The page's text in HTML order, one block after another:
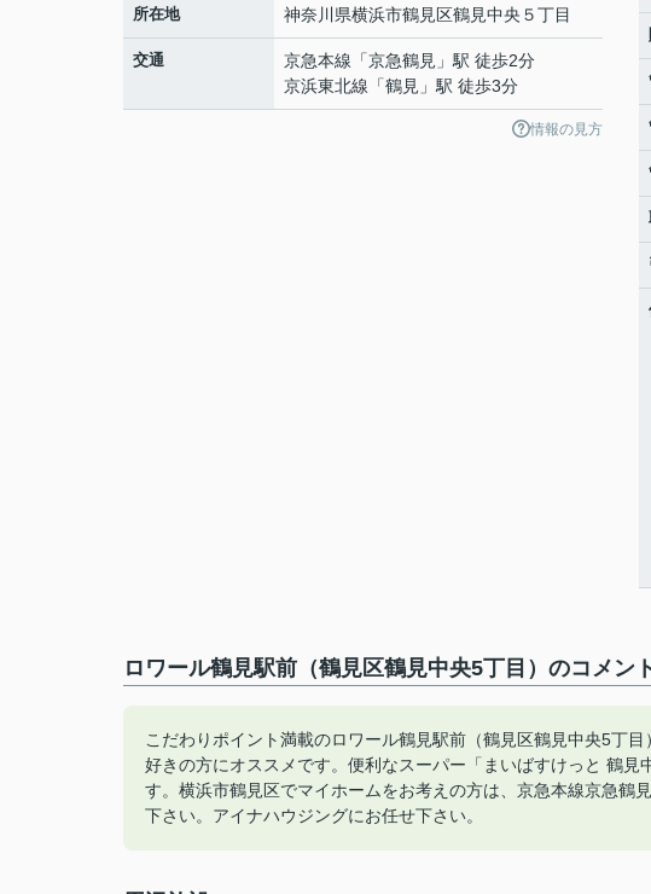
所在地 神奈川県横浜市鶴見区鶴見中央 ５丁目
交通 京急本線 「京急鶴見 」駅 徒歩2分
京浜東北線 「鶴見 」駅 徒歩3分
情報の見方
ロワール鶴見駅前（鶴見区鶴見中央5丁目）のコメン
こだわりポイント満載のロワール鶴見駅前（鶴見区鶴見中央5丁
好きの方にオススメです。便利なスーパー「まいばすけっと 鶴
す。横浜市鶴見区でマイホームをお考えの方は、京急本線京急鶴
下さい。アイナハウジングにお任せ下さい。